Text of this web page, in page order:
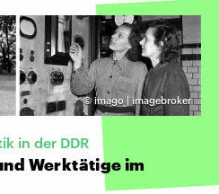
©imago | imagebroker
in der DDR
Werktätige im